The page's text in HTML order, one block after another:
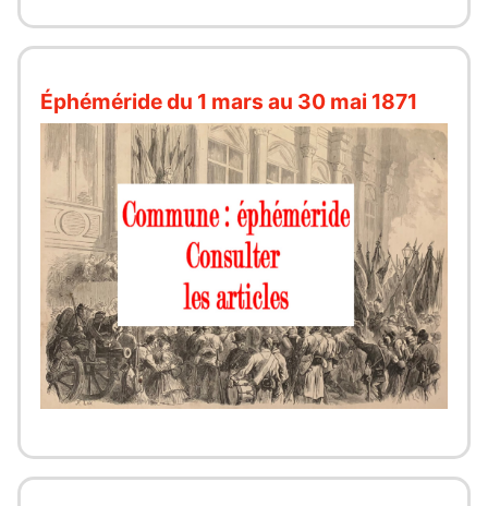
Éphéméride du 1 mars au 30 mai 1871